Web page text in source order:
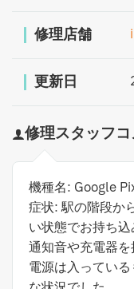
修理店舗
更新日
修理スタッフコ
機種名: Google
症状: 駅の階段か
い状態でお持ち込
通知音や充電器を
電源は入ってい